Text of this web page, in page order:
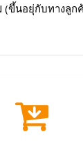
(ขึ้นอยุ่กับทางลูก